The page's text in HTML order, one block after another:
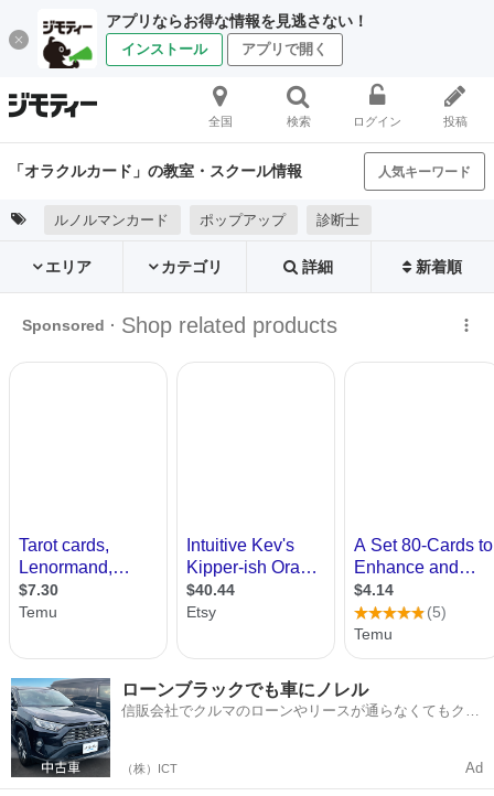
アプリならお得な情報を見逃さない！
インストール アプリで開く
全国 検索 ログイン 投稿
「オラクルカード」の教室・スクール情報 人気キーワード
ルノルマンカード ポップアップ 診断士
エリア カテゴリ 詳細 新着順
ローンブラックでも車にノレル
信販会社でクルマのローンやリースが通らなくてもクル
（株）ICT Ad